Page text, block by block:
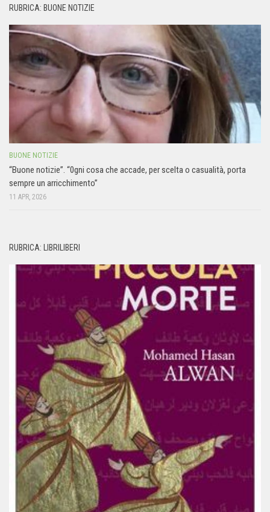
RUBRICA: BUONE NOTIZIE
BUONE NOTIZIE
“Buone notizie”. “0gni cosa che accade, per scelta o casualità, porta
sempre un arricchimento”
11 APR, 2026
RUBRICA: LIBRILIBERI